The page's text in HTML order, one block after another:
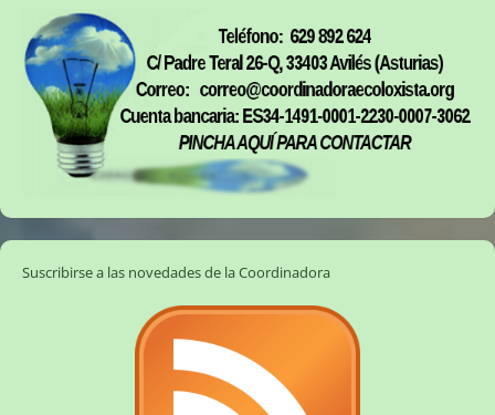
Suscribirse a las novedades de la Coordinadora